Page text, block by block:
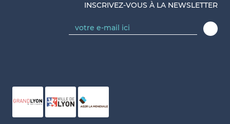
INSCRIVEZ-VOUS À LA NEWSLETTER